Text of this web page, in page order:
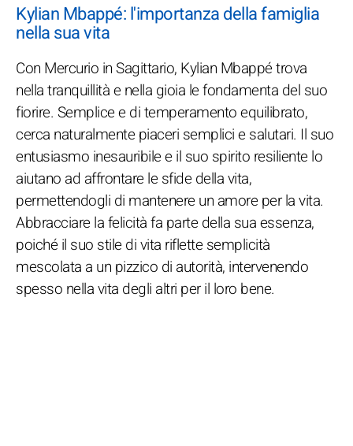
Kylian Mbappé: l'importanza della famiglia
nella sua vita
Con Mercurio in Sagittario, Kylian Mbappé trova
nella tranquillità e nella gioia le fondamenta del suo
fiorire. Semplice e di temperamento equilibrato,
cerca naturalmente piaceri semplici e salutari. Il suo
entusiasmo inesauribile e il suo spirito resiliente lo
aiutano ad affrontare le sfide della vita,
permettendogli di mantenere un amore per la vita.
Abbracciare la felicità fa parte della sua essenza,
poiché il suo stile di vita riflette semplicità
mescolata a un pizzico di autorità, intervenendo
spesso nella vita degli altri per il loro bene.